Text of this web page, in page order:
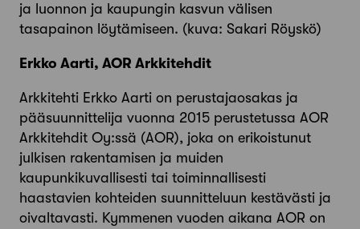
ja luonnon ja kaupungin kasvun välisen
tasapainon löytämiseen. (kuva: Sakari Röyskö)
Erkko Aarti, AOR Arkkitehdit
Arkkitehti Erkko Aarti on perustajaosakas ja
pääsuunnittelija vuonna 2015 perustetussa AOR
Arkkitehdit Oy:ssä (AOR), joka on erikoistunut
julkisen rakentamisen ja muiden
kaupunkikuvallisesti tai toiminnallisesti
haastavien kohteiden suunnitteluun kestävästi ja
oivaltavasti. Kymmenen vuoden aikana AOR on